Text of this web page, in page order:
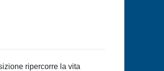
ripercorre la vita